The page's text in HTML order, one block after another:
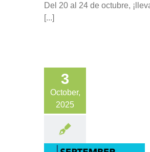
Del 20 al 24 de octubre,
[...]
3
October,
2025